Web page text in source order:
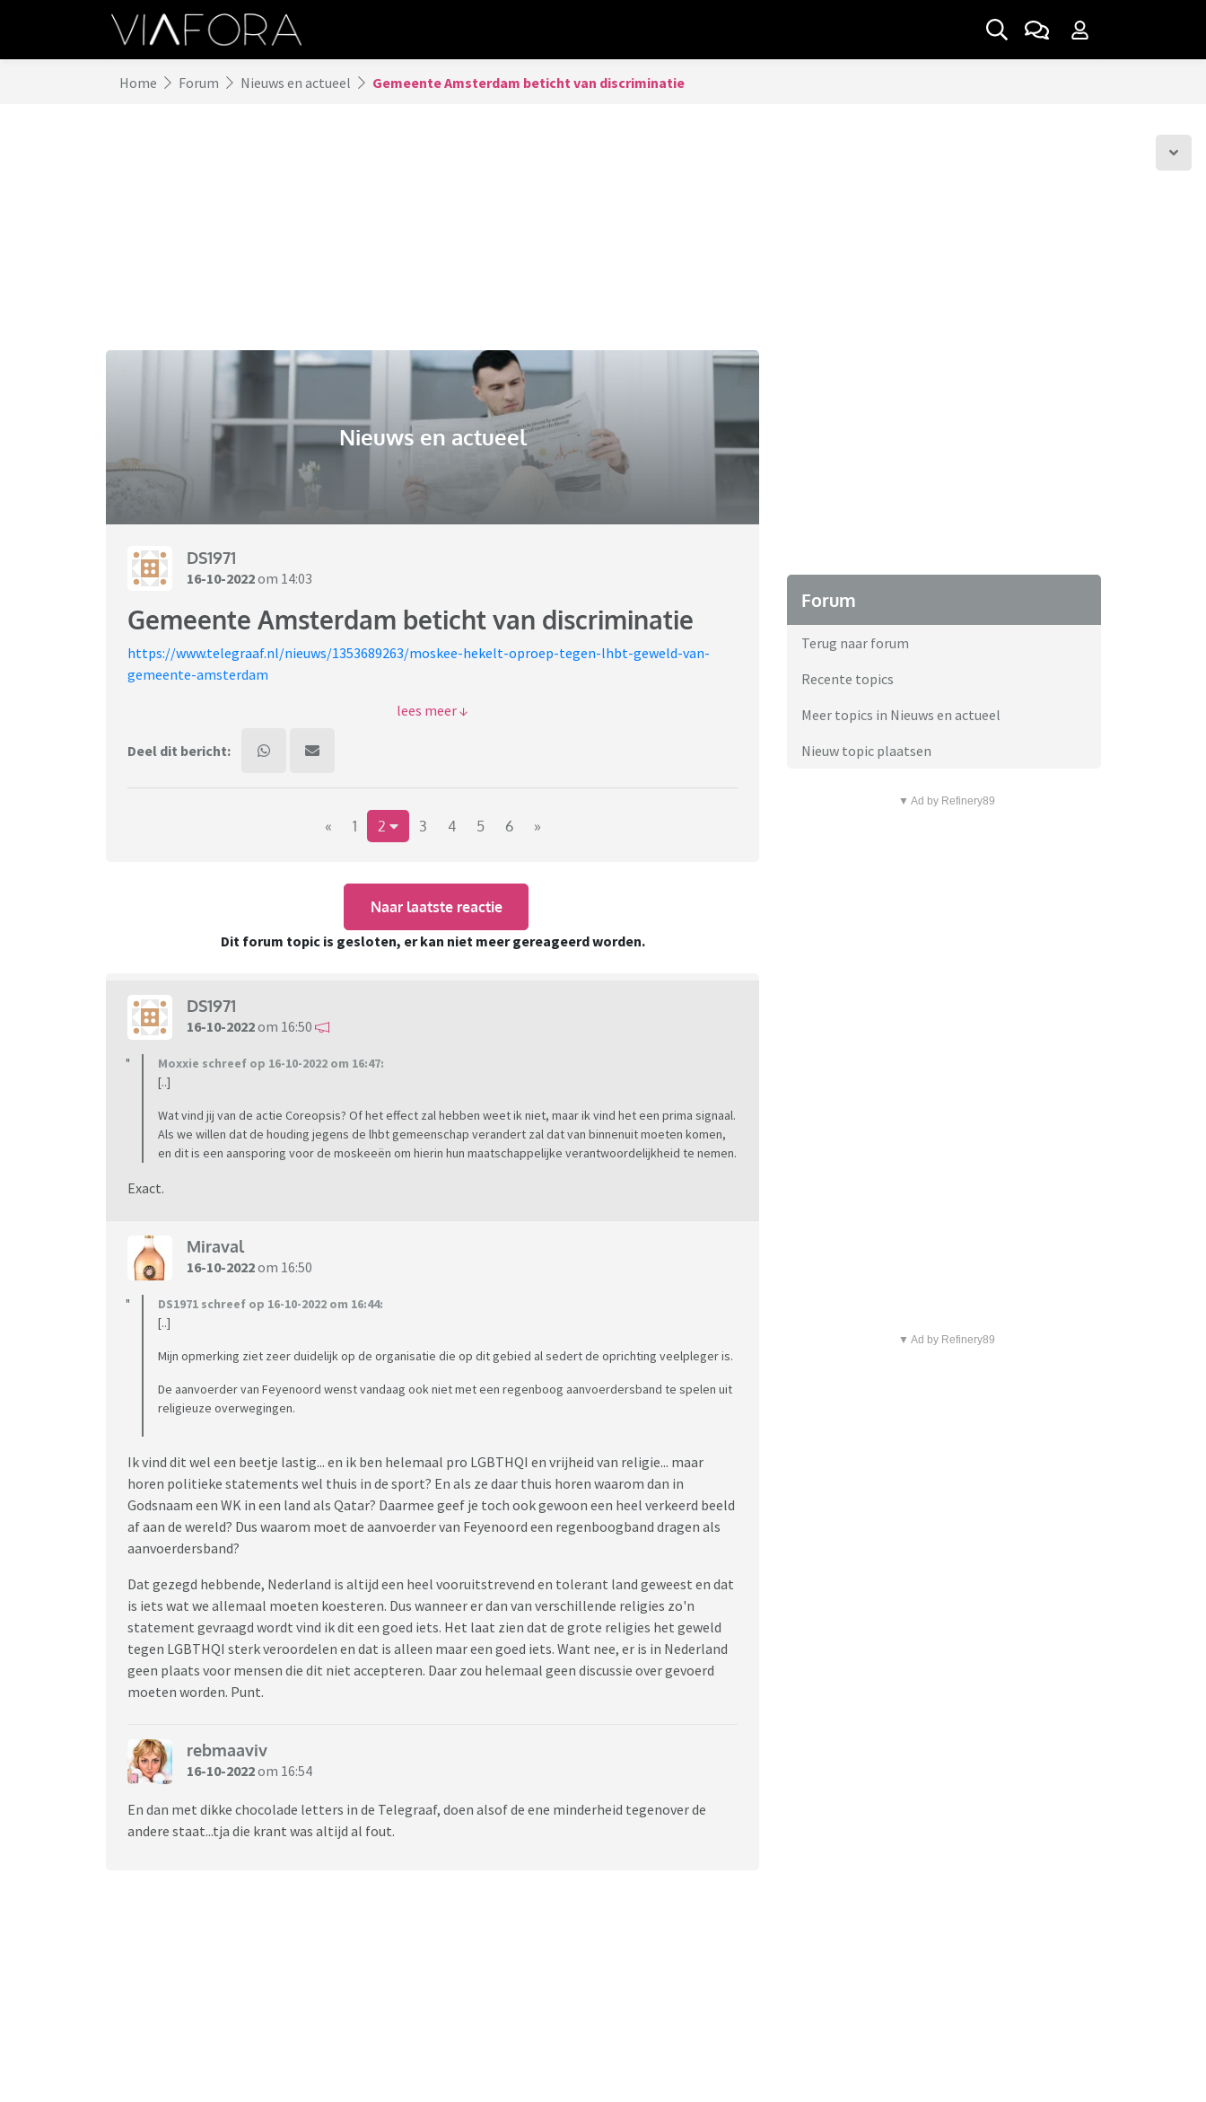
Home Forum Nieuws en actueel Gemeente Amsterdam beticht van discriminatie
Nieuws en actueel
DS1971
16-10-2022om 14:03
Gemeente Amsterdam beticht van discriminatie
https://www.telegraaf.nl/nieuws/1353689263/moskee-hekelt-oproep-tegen-lhbt-geweld-van-
gemeente-amsterdam
Aangezien niet iedereen het kan lezen: een van de grootste moskeeën van Nederland is uitgenodigd
vindt het discriminerend en weigert te komen (en dus ook de verklaring te ondertekenen).
eens een keer ook durft op te komen voor de LGBTQ gemeenschap als het gaat om de vele
bedreigingen uit de hoek van religie (en dan met name de islam, laten we elkaar geen mietje
En het verdient ook dat de gemeente de rug recht houdt en gevolgen gaat verbinden als dit soort
een democratische rechtsstaat, dan hoor je hier niet thuis!
Deel dit bericht:
« 1 2 3 4 5 6 »
Naar laatste reactie
Dit forum topic is gesloten, er kan niet meer gereageerd worden.
DS1971
16-10-2022om 16:50
Moxxie schreef op 16-10-2022 om 16:47:
[..]
Wat vind jij van de actie Coreopsis? Of het effect zal hebben weet ik niet, maar ik vind het een prima signaal.
Als we willen dat de houding jegens de lhbt gemeenschap verandert zal dat van binnenuit moeten komen,
en dit is een aansporing voor de moskeeën om hierin hun maatschappelijke verantwoordelijkheid te nemen.
Exact.
Miraval
16-10-2022om 16:50
DS1971 schreef op 16-10-2022 om 16:44:
[..]
Mijn opmerking ziet zeer duidelijk op de organisatie die op dit gebied al sedert de oprichting veelpleger is.
De aanvoerder van Feyenoord wenst vandaag ook niet met een regenboog aanvoerdersband te spelen uit
religieuze overwegingen.
Ik vind dit wel een beetje lastig... en ik ben helemaal pro LGBTHQI en vrijheid van religie... maar
horen politieke statements wel thuis in de sport? En als ze daar thuis horen waarom dan in
Godsnaam een WK in een land als Qatar? Daarmee geef je toch ook gewoon een heel verkeerd beeld
af aan de wereld? Dus waarom moet de aanvoerder van Feyenoord een regenboogband dragen als
aanvoerdersband?
Dat gezegd hebbende, Nederland is altijd een heel vooruitstrevend en tolerant land geweest en dat
is iets wat we allemaal moeten koesteren. Dus wanneer er dan van verschillende religies zo'n
statement gevraagd wordt vind ik dit een goed iets. Het laat zien dat de grote religies het geweld
tegen LGBTHQI sterk veroordelen en dat is alleen maar een goed iets. Want nee, er is in Nederland
geen plaats voor mensen die dit niet accepteren. Daar zou helemaal geen discussie over gevoerd
moeten worden. Punt.
rebmaaviv
16-10-2022om 16:54
En dan met dikke chocolade letters in de Telegraaf, doen alsof de ene minderheid tegenover de
andere staat...tja die krant was altijd al fout.
Forum
Terug naar forum
Recente topics
Meer topics in Nieuws en actueel
Nieuw topic plaatsen
▼ Ad by Refinery89
▼ Ad by Refinery89